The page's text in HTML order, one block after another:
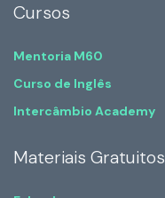
Cursos
Mentoria M60
Curso de Inglês
Intercâmbio Academy
Materiais Gratuitos